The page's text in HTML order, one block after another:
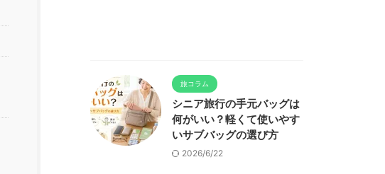
旅コラム
シニア旅行の手元バッグは
何がいい？軽くて使いやす
いサブバッグの選び方
2026/6/22